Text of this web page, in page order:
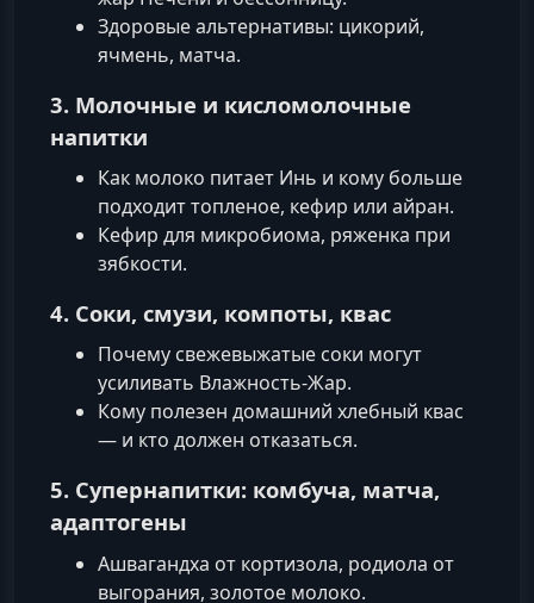
Здоровые альтернативы: цикорий,
ячмень, матча.
3. Молочные и кисломолочные
напитки
Как молоко питает Инь и кому больше
подходит топленое, кефир или айран.
Кефир для микробиома, ряженка при
зябкости.
4. Соки, смузи, компоты, квас
Почему свежевыжатые соки могут
усиливать Влажность-Жар.
Кому полезен домашний хлебный квас
— и кто должен отказаться.
5. Супернапитки: комбуча, матча,
адаптогены
Ашвагандха от кортизола, родиола от
выгорания, золотое молоко.